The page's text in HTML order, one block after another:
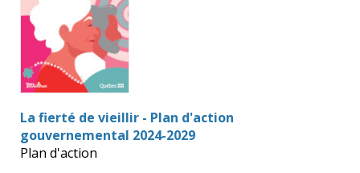
La fierté de vieillir - Plan d'action
gouvernemental 2024-2029
Plan d'action